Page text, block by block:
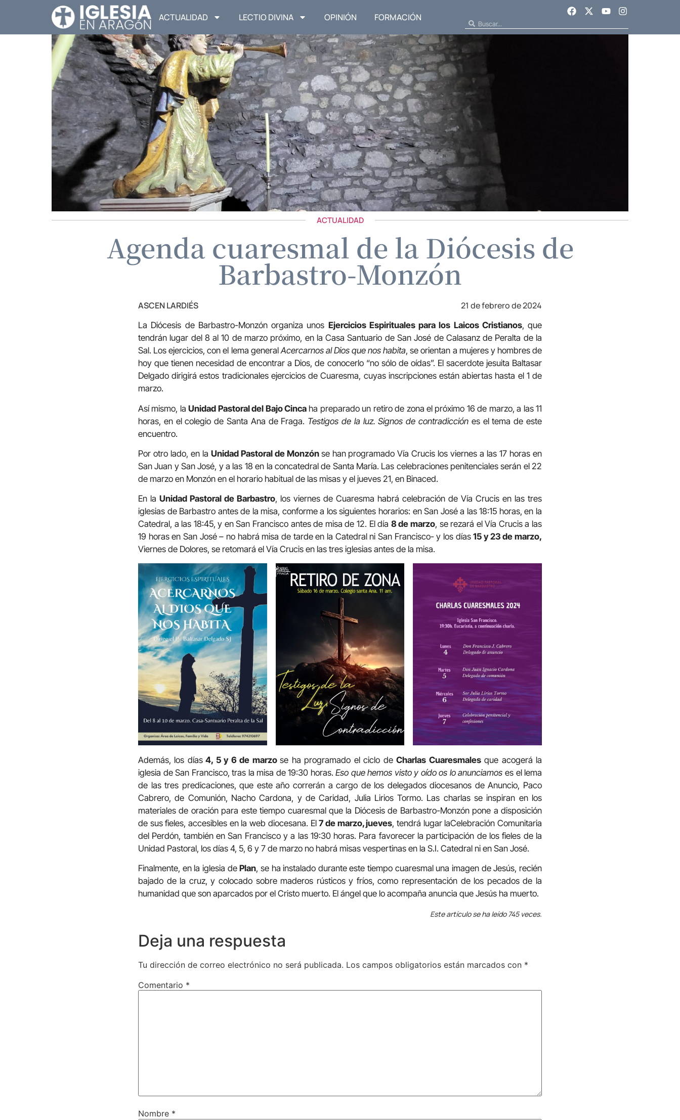
ACTUALIDAD LECTIO DIVINA OPINIÓN FORMACIÓN
ACTUALIDAD
Agenda cuaresmal de la Diócesis de
Barbastro-Monzón
ASCEN LARDIÉS 21 de febrero de 2024
La Diócesis de Barbastro-Monzón organiza unos Ejercicios Espirituales para los Laicos Cristianos, que
tendrán lugar del 8 al 10 de marzo próximo, en la Casa Santuario de San José de Calasanz de Peralta de la
Sal. Los ejercicios, con el lema generalAcercarnos al Dios que nos habita, se orientan a mujeres y hombres de
hoy que tienen necesidad de encontrar a Dios, de conocerlo “no sólo de oídas”. El sacerdote jesuita Baltasar
Delgado dirigirá estos tradicionales ejercicios de Cuaresma, cuyas inscripciones están abiertas hasta el 1 de
marzo.
Así mismo, laUnidad Pastoral del Bajo Cinca ha preparado un retiro de zona el próximo 16 de marzo, a las 11
horas, en el colegio de Santa Ana de Fraga. Testigos de la luz. Signos de contradicción es el tema de este
encuentro.
Por otro lado, en la Unidad Pastoral de Monzón se han programado Vía Crucis los viernes a las 17 horas en
San Juan y San José, y a las 18 en la concatedral de Santa María. Las celebraciones penitenciales serán el 22
de marzo en Monzón en el horario habitual de las misas y el jueves 21, en Binaced.
En la Unidad Pastoral de Barbastro, los viernes de Cuaresma habrá celebración de Vía Crucis en las tres
iglesias de Barbastro antes de la misa, conforme a los siguientes horarios: en San José a las 18:15 horas, en la
Catedral, a las 18:45, y en San Francisco antes de misa de 12. El día 8 de marzo, se rezará el Vía Crucis a las
19 horas en San José – no habrá misa de tarde en la Catedral ni San Francisco- y los días15 y 23 de marzo,
Viernes de Dolores, se retomará el Vía Crucis en las tres iglesias antes de la misa.
Además, los días4, 5 y 6 de marzose ha programado el ciclo deCharlas Cuaresmalesque acogerá la
iglesia de San Francisco, tras la misa de 19:30 horas.Eso que hemos visto y oído os lo anunciamos es el lema
de las tres predicaciones, que este año correrán a cargo de los delegados diocesanos de Anuncio, Paco
Cabrero, de Comunión, Nacho Cardona, y de Caridad, Julia Lirios Tormo. Las charlas se inspiran en los
materiales de oración para este tiempo cuaresmal que la Diócesis de Barbastro-Monzón pone a disposición
de sus fieles, accesibles en la web diocesana. El7 de marzo, jueves, tendrá lugar laCelebración Comunitaria
del Perdón, también en San Francisco y a las 19:30 horas. Para favorecer la participación de los fieles de la
Unidad Pastoral, los días 4, 5, 6 y 7 de marzo no habrá misas vespertinas en la S.I. Catedral ni en San José.
Finalmente, en la iglesia dePlan, se ha instalado durante este tiempo cuaresmal una imagen de Jesús, recién
bajado de la cruz, y colocado sobre maderos rústicos y fríos, como representación de los pecados de la
humanidad que son aparcados por el Cristo muerto. El ángel que lo acompaña anuncia que Jesús ha muerto.
Este artículo se ha leído 745 veces.
Deja una respuesta
Tu dirección de correo electrónico no será publicada. Los campos obligatorios están marcados con *
Comentario *
Nombre *